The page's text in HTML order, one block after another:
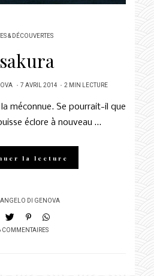
& DÉCOUVERTES
POSTED
ON
7 AVRIL 2014 2 MIN LECTURE
méconnue. Se pourrait-il que
éclore à nouveau …
la lecture
ANGELO DI GENOVA
COMMENTAIRES